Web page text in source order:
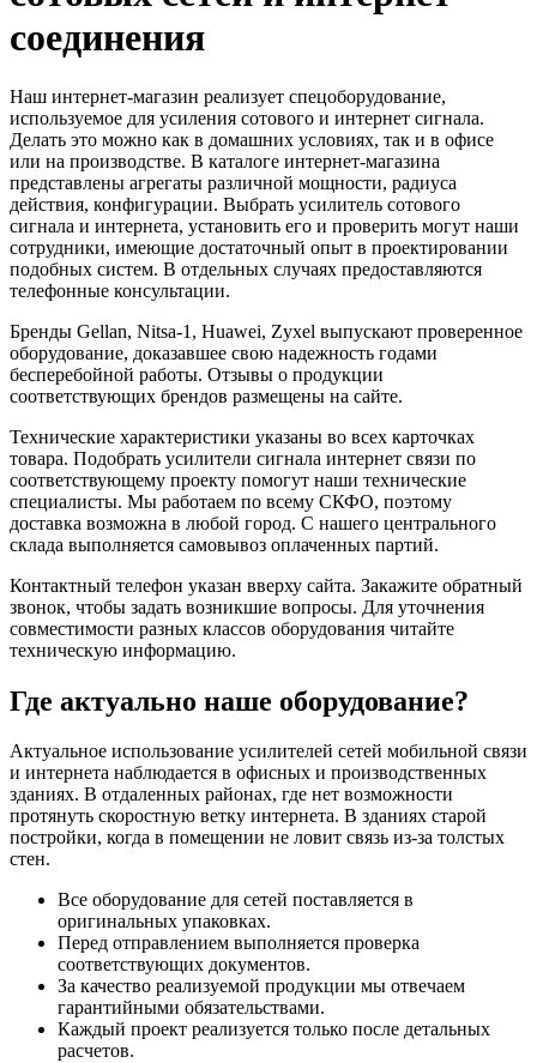
соединения
Наш интернет-магазин реализует спецоборудование,
используемое для усиления сотового и интернет сигнала.
Делать это можно как в домашних условиях, так и в офисе
или на производстве. В каталоге интернет-магазина
представлены агрегаты различной мощности, радиуса
действия, конфигурации. Выбрать усилитель сотового
сигнала и интернета, установить его и проверить могут наши
сотрудники, имеющие достаточный опыт в проектировании
подобных систем. В отдельных случаях предоставляются
телефонные консультации.
Бренды Gellan, Nitsa-1, Huawei, Zyxel выпускают проверенное
оборудование, доказавшее свою надежность годами
бесперебойной работы. Отзывы о продукции
соответствующих брендов размещены на сайте.
Технические характеристики указаны во всех карточках
товара. Подобрать усилители сигнала интернет связи по
соответствующему проекту помогут наши технические
специалисты. Мы работаем по всему СКФО, поэтому
доставка возможна в любой город. С нашего центрального
склада выполняется самовывоз оплаченных партий.
Контактный телефон указан вверху сайта. Закажите обратный
звонок, чтобы задать возникшие вопросы. Для уточнения
совместимости разных классов оборудования читайте
техническую информацию.
Где актуально наше оборудование?
Актуальное использование усилителей сетей мобильной связи
и интернета наблюдается в офисных и производственных
зданиях. В отдаленных районах, где нет возможности
протянуть скоростную ветку интернета. В зданиях старой
постройки, когда в помещении не ловит связь из-за толстых
стен.
Все оборудование для сетей поставляется в
оригинальных упаковках.
Перед отправлением выполняется проверка
соответствующих документов.
За качество реализуемой продукции мы отвечаем
гарантийными обязательствами.
Каждый проект реализуется только после детальных
расчетов.